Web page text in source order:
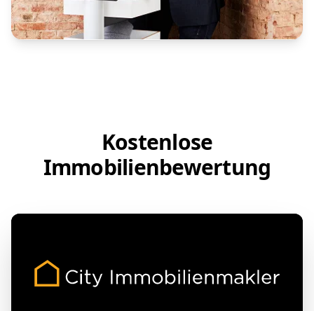
Kostenlose
Immobilienbewertung